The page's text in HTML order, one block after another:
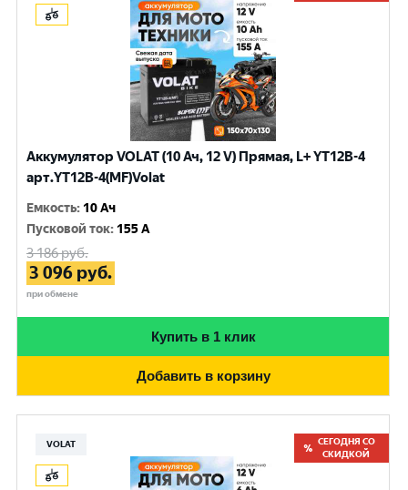
Аккумулятор VOLAT (10 Ач, 12 V) Прямая, L+ YT12B-4
арт.YT12B-4(MF)Volat
Емкость: 10 Ач
Пусковой ток: 155 A
3 186руб.
3 096 руб.
при обмене
Купить в 1 клик
Добавить в корзину
VOLAT
СЕГОДНЯ СО
СКИДКОЙ